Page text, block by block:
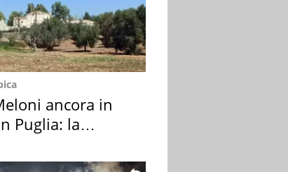
ancora in
Puglia: la